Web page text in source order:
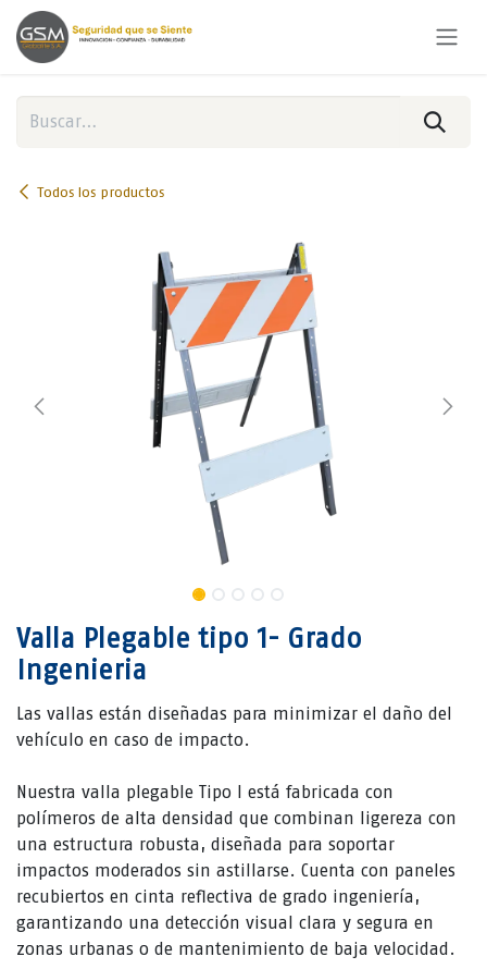
Ir al contenido
Todos los productos
Valla Plegable tipo 1- Grado
Ingenieria
Las vallas están diseñadas para minimizar el daño del
vehículo en caso de impacto.
Nuestra valla plegable Tipo I está fabricada con
polímeros de alta densidad que combinan ligereza con
una estructura robusta, diseñada para soportar
impactos moderados sin astillarse. Cuenta con paneles
recubiertos en cinta reflectiva de grado ingeniería,
garantizando una detección visual clara y segura en
zonas urbanas o de mantenimiento de baja velocidad.